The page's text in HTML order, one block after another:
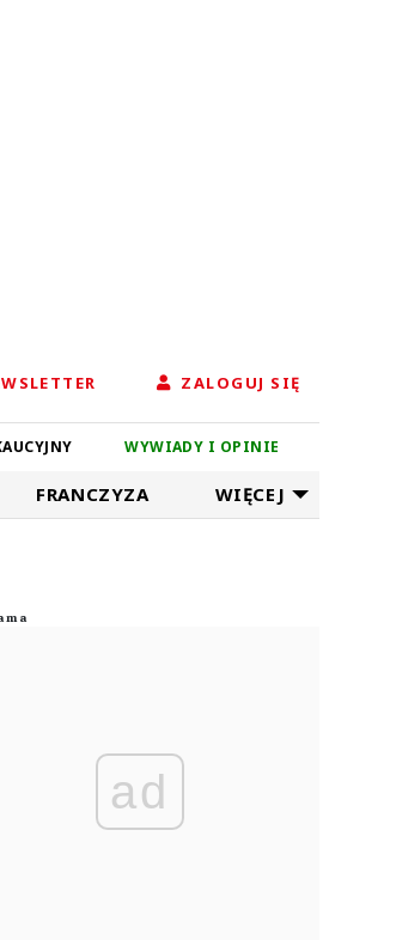
ZALOGUJ SIĘ
WYWIADY I OPINIE
FRANCZYZA WIĘCEJ
ad